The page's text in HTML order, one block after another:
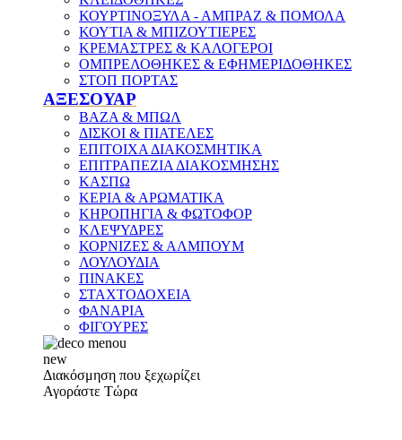
ΚΟΥΡΤΙΝΟΞΥΛΑ - ΑΜΠΡΑΖ & ΠΟΜΟΛΑ
ΚΟΥΤΙΑ & ΜΠΙΖΟΥΤΙΕΡΕΣ
ΚΡΕΜΑΣΤΡΕΣ & ΚΑΛΟΓΕΡΟΙ
ΟΜΠΡΕΛΟΘΗΚΕΣ & ΕΦΗΜΕΡΙΔΟΘΗΚΕΣ
ΣΤΟΠ ΠΟΡΤΑΣ
ΑΞΕΣΟΥΑΡ
ΒΑΖΑ & ΜΠΩΛ
ΔΙΣΚΟΙ & ΠΙΑΤΕΛΕΣ
ΕΠΙΤΟΙΧΑ ΔΙΑΚΟΣΜΗΤΙΚΑ
ΕΠΙΤΡΑΠΕΖΙΑ ΔΙΑΚΟΣΜΗΣΗΣ
ΚΑΣΠΩ
ΚΕΡΙΑ & ΑΡΩΜΑΤΙΚΑ
ΚΗΡΟΠΗΓΙΑ & ΦΩΤΟΦΟΡ
ΚΛΕΨΥΔΡΕΣ
ΚΟΡΝΙΖΕΣ & ΑΛΜΠΟΥΜ
ΛΟΥΛΟΥΔΙΑ
ΠΙΝΑΚΕΣ
ΣΤΑΧΤΟΔΟΧΕΙΑ
ΦΑΝΑΡΙΑ
ΦΙΓΟΥΡΕΣ
new
Διακόσμηση που ξεχωρίζει
Αγοράστε Τώρα